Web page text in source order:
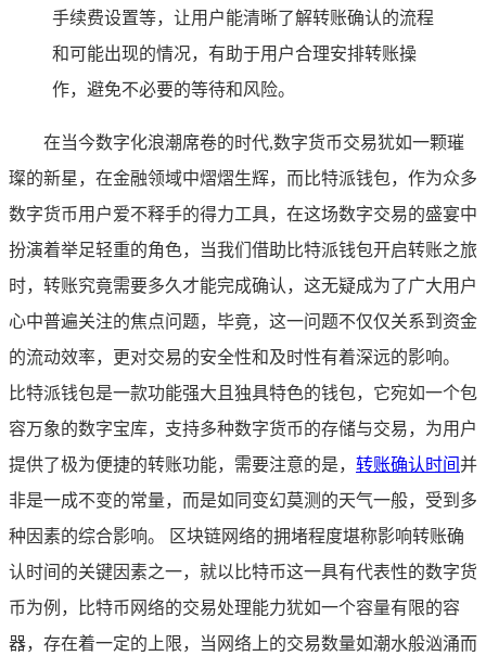
手续费设置等，让用户能清晰了解转账确认的流程
和可能出现的情况，有助于用户合理安排转账操
作，避免不必要的等待和风险。
在当今数字化浪潮席卷的时代,数字货币交易犹如一颗璀
璨的新星，在金融领域中熠熠生辉，而比特派钱包，作为众多
数字货币用户爱不释手的得力工具，在这场数字交易的盛宴中
扮演着举足轻重的角色，当我们借助比特派钱包开启转账之旅
时，转账究竟需要多久才能完成确认，这无疑成为了广大用户
心中普遍关注的焦点问题，毕竟，这一问题不仅仅关系到资金
的流动效率，更对交易的安全性和及时性有着深远的影响。
比特派钱包是一款功能强大且独具特色的钱包，它宛如一个包
容万象的数字宝库，支持多种数字货币的存储与交易，为用户
提供了极为便捷的转账功能，需要注意的是， 转账确认时间并
非是一成不变的常量，而是如同变幻莫测的天气一般，受到多
种因素的综合影响。 区块链网络的拥堵程度堪称影响转账确
认时间的关键因素之一，就以比特币这一具有代表性的数字货
币为例，比特币网络的交易处理能力犹如一个容量有限的容
器，存在着一定的上限，当网络上的交易数量如潮水般汹涌而